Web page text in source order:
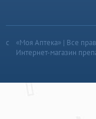
«Моя Аптека» | Все
Интернет-магазин